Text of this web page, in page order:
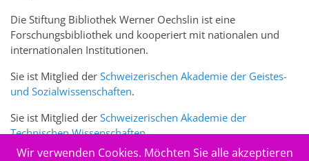
Die Stiftung Bibliothek Werner Oechslin ist eine
Forschungsbibliothek und kooperiert mit nationalen und
internationalen Institutionen.
Sie ist Mitglied der Schweizerischen Akademie der Geistes-
und Sozialwissenschaften.
Sie ist Mitglied der Schweizerischen Akademie der
Technischen Wissenschaften.
Wir verwenden Cookies. Möchten Sie alle akzeptieren